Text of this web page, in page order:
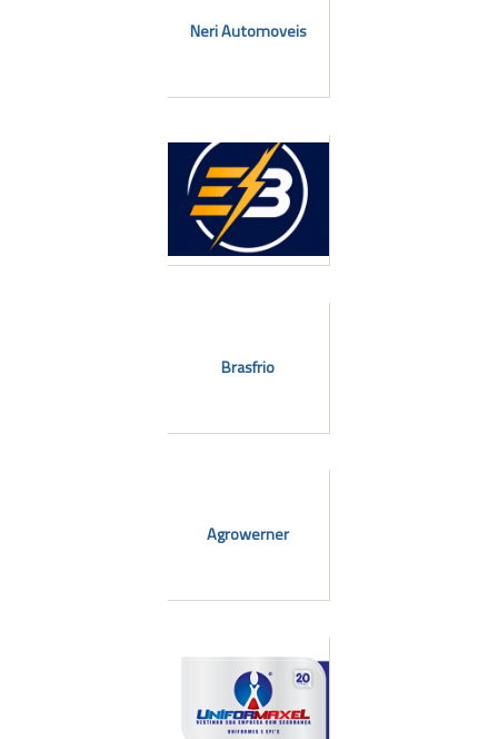
Neri Automoveis
Brasfrio
Agrowerner
l